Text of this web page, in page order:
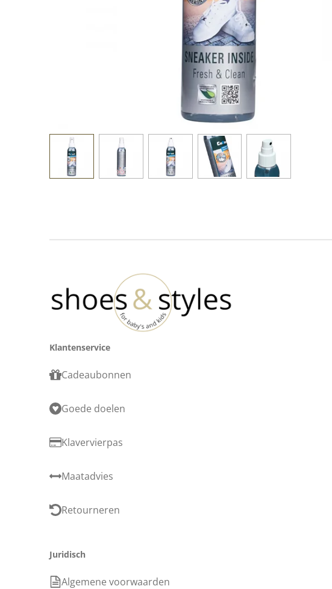
Klantenservice
Cadeaubonnen
Goede doelen
Klavervierpas
Maatadvies
Retourneren
Juridisch
Algemene voorwaarden